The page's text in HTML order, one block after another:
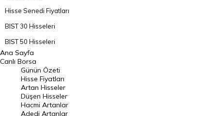
Hisse Senedi Fiyatları
BIST 30 Hisseleri
BIST 50 Hisseleri
BIST 100 Hisseleri
En Çok Artan Hisseler
En Çok Düşen Hisseler
Hacmi Artanlar
Ana Sayfa
Canlı Borsa
Günün Özeti
Hisse Fiyatları
Artan Hisseler
Düşen Hisseler
Hacmi Artanlar
Adedi Artanlar